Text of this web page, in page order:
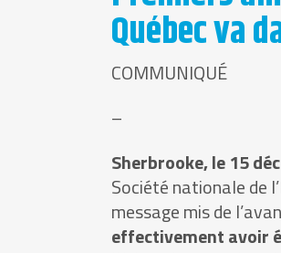
Québec va
COMMUNIQUÉ
–
Sherbrooke, le 15
Société nationale de
message mis de
effectivement avoir